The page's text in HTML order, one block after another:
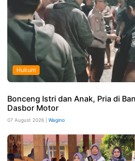
Hukum
Bonceng Istri dan Anak, Pria di
Dasbor Motor
07 August 2026 | Wagino